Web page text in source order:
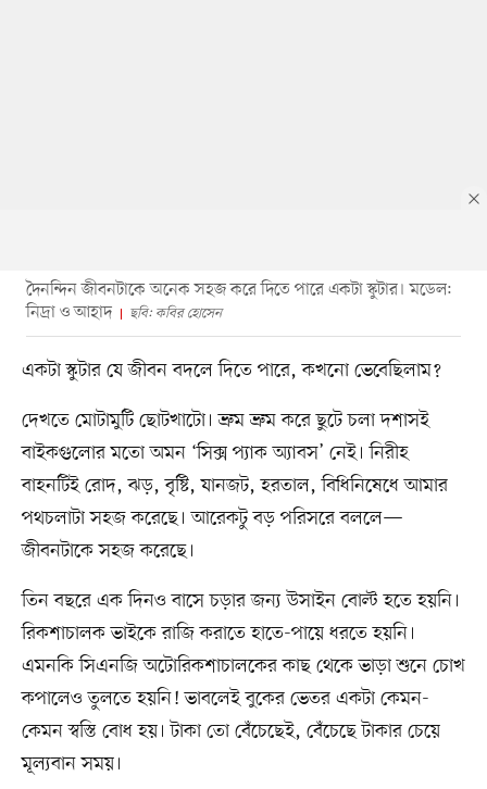
দৈনন্দিন জীবনটাকে অনেক সহজ করে দিতে পারে একটা স্কুটার। মডেল:
নিদ্রা ও আহাদ
ছবি: কবির হোসেন
একটা স্কুটার যে জীবন বদলে দিতে পারে, কখনো ভেবেছিলাম?
দেখতে মোটামুটি ছোটখাটো। ভ্রুম ভ্রুম করে ছুটে চলা দশাসই
বাইকগুলোর মতো অমন ‘সিক্স প্যাক অ্যাবস’ নেই। নিরীহ
বাহনটিই রোদ, ঝড়, বৃষ্টি, যানজট, হরতাল, বিধিনিষেধে আমার
পথচলাটা সহজ করেছে। আরেকটু বড় পরিসরে বললে—
জীবনটাকে সহজ করেছে।
তিন বছরে এক দিনও বাসে চড়ার জন্য উসাইন বোল্ট হতে হয়নি।
রিকশাচালক ভাইকে রাজি করাতে হাতে-পায়ে ধরতে হয়নি।
এমনকি সিএনজি অটোরিকশাচালকের কাছ থেকে ভাড়া শুনে চোখ
কপালেও তুলতে হয়নি! ভাবলেই বুকের ভেতর একটা কেমন-
কেমন স্বস্তি বোধ হয়। টাকা তো বেঁচেছেই, বেঁচেছে টাকার চেয়ে
মূল্যবান সময়।